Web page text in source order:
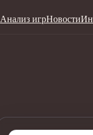
Анализ игрНовости